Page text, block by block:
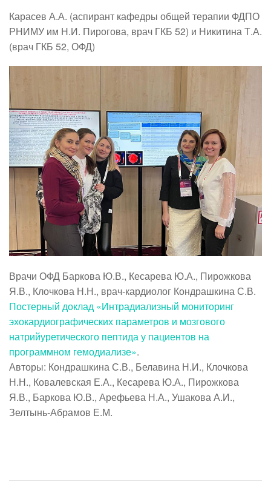
Карасев А.А. (аспирант кафедры общей терапии ФДПО
РНИМУ им Н.И. Пирогова, врач ГКБ 52) и Никитина Т.А.
(врач ГКБ 52, ОФД)
Врачи ОФД Баркова Ю.В., Кесарева Ю.А., Пирожкова
Я.В., Клочкова Н.Н., врач-кардиолог Кондрашкина С.В.
Постерный доклад «Интрадиализный мониторинг
эхокардиографических параметров и мозгового
натрийуретического пептида у пациентов на
программном гемодиализе».
Авторы: Кондрашкина С.В., Белавина Н.И., Клочкова
Н.Н., Ковалевская Е.А., Кесарева Ю.А., Пирожкова
Я.В., Баркова Ю.В., Арефьева Н.А., Ушакова А.И.,
Зелтынь-Абрамов Е.М.